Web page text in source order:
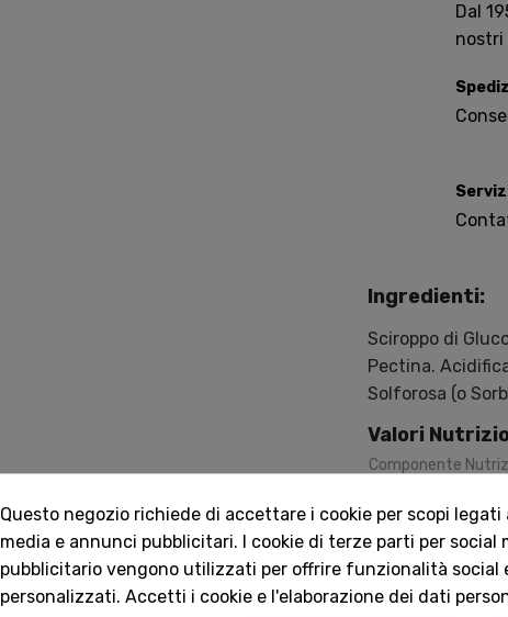
Dal
nostri
Ingredienti:
Sciroppo di
Pectina.
Solforosa (o
Valori
Componente
Grassi
di cui Acidi Grassi
Carboidrati
di cui Zuccheri
Questo negozio richiede di accettare i cookie per scopi legati
media e annunci pubblicitari. I cookie di terze parti per social
pubblicitario vengono utilizzati per offrire funzionalità social
personalizzati. Accetti i cookie e l'elaborazione dei dati